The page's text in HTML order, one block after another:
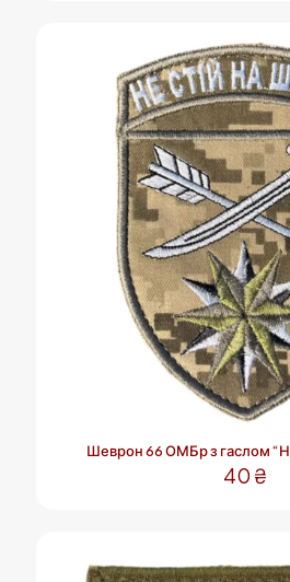
Шеврон 66 ОМБр з гаслом
40 ₴